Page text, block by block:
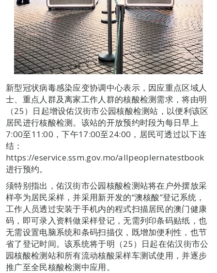
新型冠状病毒感染应变协调中心表示，因应重点区域人
士、重点人群及离家工作人群的核酸检测需求，将由明
（25）日起增设佑汉街市公园核酸检测站，以便利该区
居民进行核酸检测。该站的开放预约时段为每日早上
7:00至11:00，下午17:00至24:00，居民可透过以下连
结：
https://eservice.ssm.gov.mo/allpeoplernatestbook
进行预约。
须特别指出，佑汉街市公园核酸检测站将在户外摆放采
样亭为居民采样，并采用新开发的“澳核酸”登记系统，
工作人员透过安装于手机内的程式扫描居民的澳门健康
码，即可录入资料做采样登记，无需列印条码贴纸，也
无需设置电脑系统和条码扫描仪，既增加便利性，也节
省了登记时间。该系统将于明（25）日起在佑汉街市公
园核酸检测站和所有流动核酸采样车测试使用，并逐步
推广至全民核酸检测中应用。